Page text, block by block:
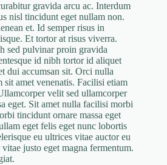
gravida arcu ac. Interdum
nisl tincidunt eget nullam non.
et. Id semper risus in
Et tortor at risus viverra.
sed pulvinar proin gravida
id nibh tortor id aliquet
dui accumsan sit. Orci nulla
sit amet venenatis. Facilisi etiam
velit sed ullamcorper
eget. Sit amet nulla facilisi morbi
tincidunt ornare massa eget
eget felis eget nunc lobortis
eu ultrices vitae auctor eu
justo eget magna fermentum.